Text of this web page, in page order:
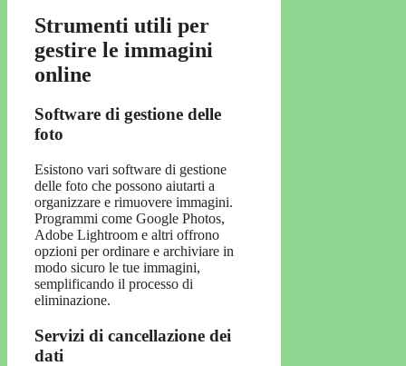
Strumenti utili per
gestire le immagini
online
Software di gestione delle
foto
Esistono vari software di gestione
delle foto che possono aiutarti a
organizzare e rimuovere immagini.
Programmi come Google Photos,
Adobe Lightroom e altri offrono
opzioni per ordinare e archiviare in
modo sicuro le tue immagini,
semplificando il processo di
eliminazione.
Servizi di cancellazione dei
dati